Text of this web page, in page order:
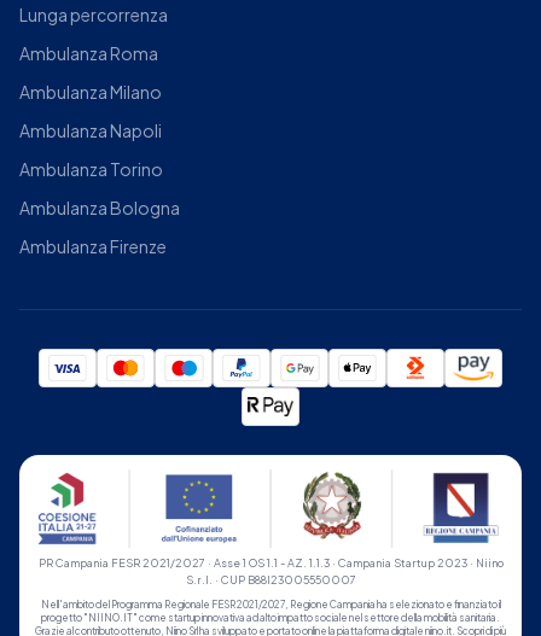
Lunga percorrenza
Ambulanza Roma
Ambulanza Milano
Ambulanza Napoli
Ambulanza Torino
Ambulanza Bologna
Ambulanza Firenze
PR Campania FESR 2021/2027 · Asse 1 OS 1.1 - AZ. 1.1.3 · Campania Startup 2023 · Niino
S.r.l. · CUP B88I23005550007
Nell'ambito del Programma Regionale FESR 2021/2027, Regione Campania ha selezionato e finanziato il
progetto "NIINO.IT" come startup innovativa ad alto impatto sociale nel settore della mobilità sanitaria.
Grazie al contributo ottenuto, Niino Srl ha sviluppato e portato online la piattaforma digitale niino.it. Scopri di più